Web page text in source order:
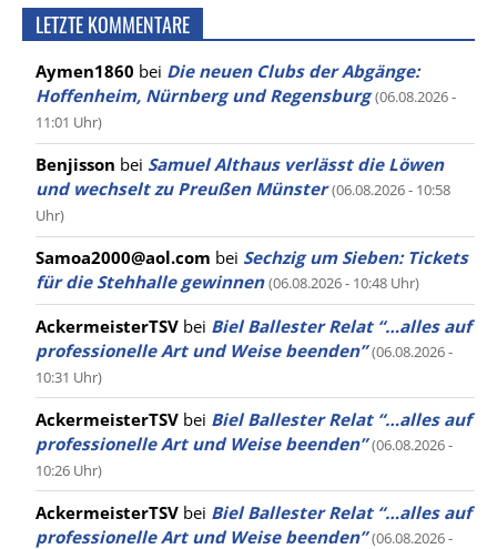
LETZTE KOMMENTARE
Aymen1860 bei Die neuen Clubs der Abgänge:
Hoffenheim, Nürnberg und Regensburg (06.08.2026 -
11:01 Uhr)
Benjisson bei Samuel Althaus verlässt die Löwen
und wechselt zu Preußen Münster (06.08.2026 - 10:58
Uhr)
Samoa2000@aol.com bei Sechzig um Sieben: Tickets
für die Stehhalle gewinnen (06.08.2026 - 10:48 Uhr)
AckermeisterTSV bei Biel Ballester Relat “…alles auf
professionelle Art und Weise beenden” (06.08.2026 -
10:31 Uhr)
AckermeisterTSV bei Biel Ballester Relat “…alles auf
professionelle Art und Weise beenden” (06.08.2026 -
10:26 Uhr)
AckermeisterTSV bei Biel Ballester Relat “…alles auf
professionelle Art und Weise beenden” (06.08.2026 -